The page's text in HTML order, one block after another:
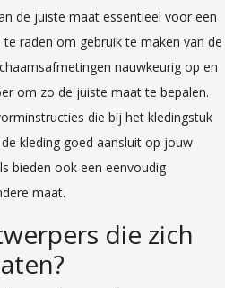
de juiste maat essentieel voor een
raden om gebruik te maken van de
nauwkeurig op en
om zo de juiste maat te bepalen.
die bij het kledingstuk
kleding goed aansluit op jouw
bieden ook een eenvoudig
maat.
die zich